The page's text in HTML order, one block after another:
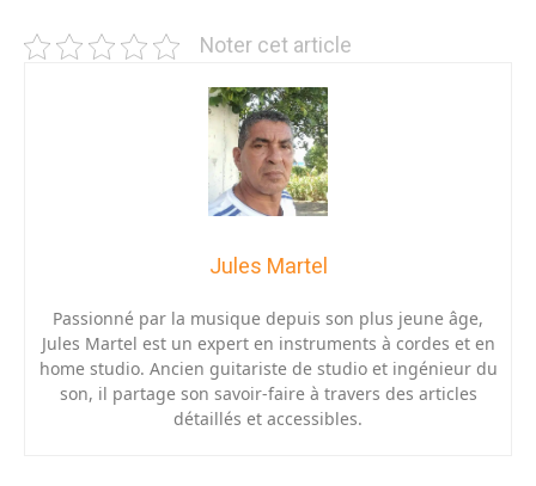
Noter cet article
Jules Martel
Passionné par la musique depuis son plus jeune âge,
Jules Martel est un expert en instruments à cordes et en
home studio. Ancien guitariste de studio et ingénieur du
son, il partage son savoir-faire à travers des articles
détaillés et accessibles.